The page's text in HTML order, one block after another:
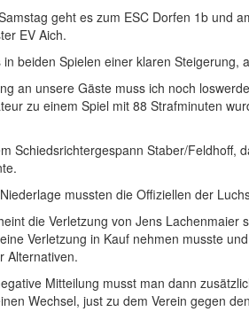
geht es zum ESC Dorfen 1b und
EV Aich.
in beiden Spielen einer klaren Steigerung,
an unsere Gäste muss ich noch
zu einem Spiel mit 88 Strafminuten
Schiedsrichtergespann Staber/Feldhoff,
mussten die Offiziellen der
die Verletzung von Jens
Verletzung in Kauf nehmen musste
Alternativen.
Mitteilung musst man dann
Wechsel, just zu dem Verein gegen